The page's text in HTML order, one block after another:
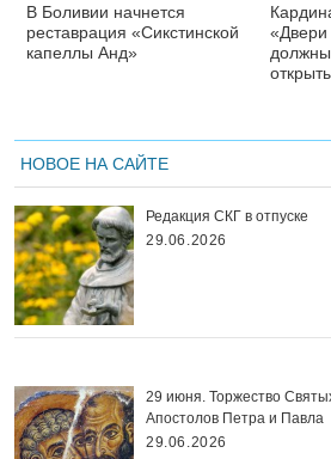
В Боливии начнется
реставрация «Сикстинской
капеллы Анд»
должны
НОВОЕ НА САЙТЕ
Редакция СКГ в отпуске
29.06.2026
29 июня. Торжество
Апостолов Петра и Павла
29.06.2026